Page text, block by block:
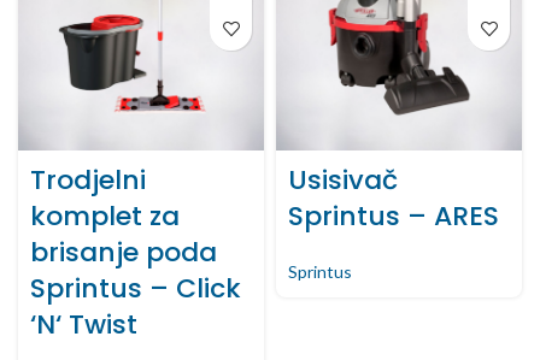
Trodjelni
komplet za
brisanje poda
Sprintus – Click
‘N‘ Twist
Usisivač
Sprintus – ARES
Sprintus